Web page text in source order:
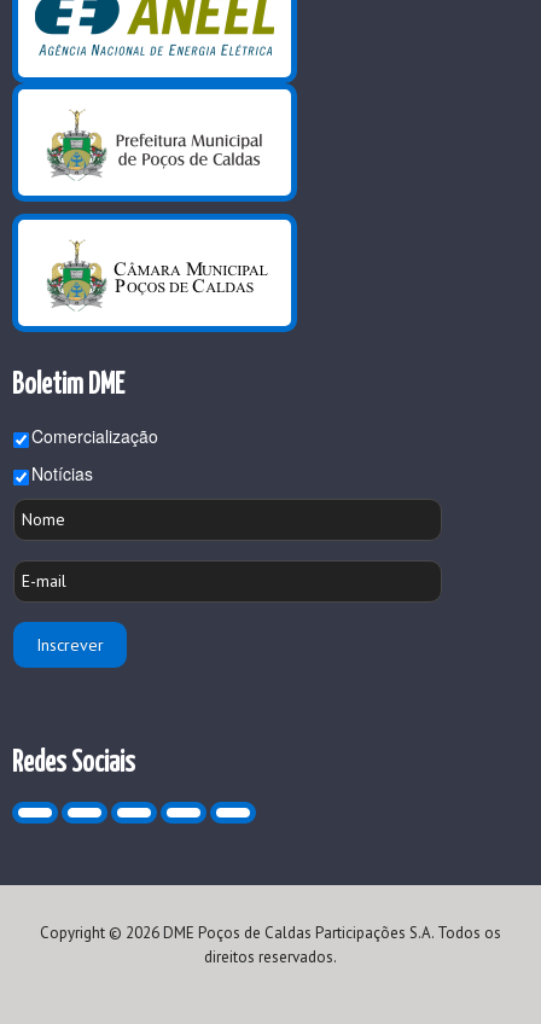
Boletim DME
Comercialização
Notícias
Redes Sociais
Copyright © 2026 DME Poços de Caldas Participações S.A. Todos os
direitos reservados.